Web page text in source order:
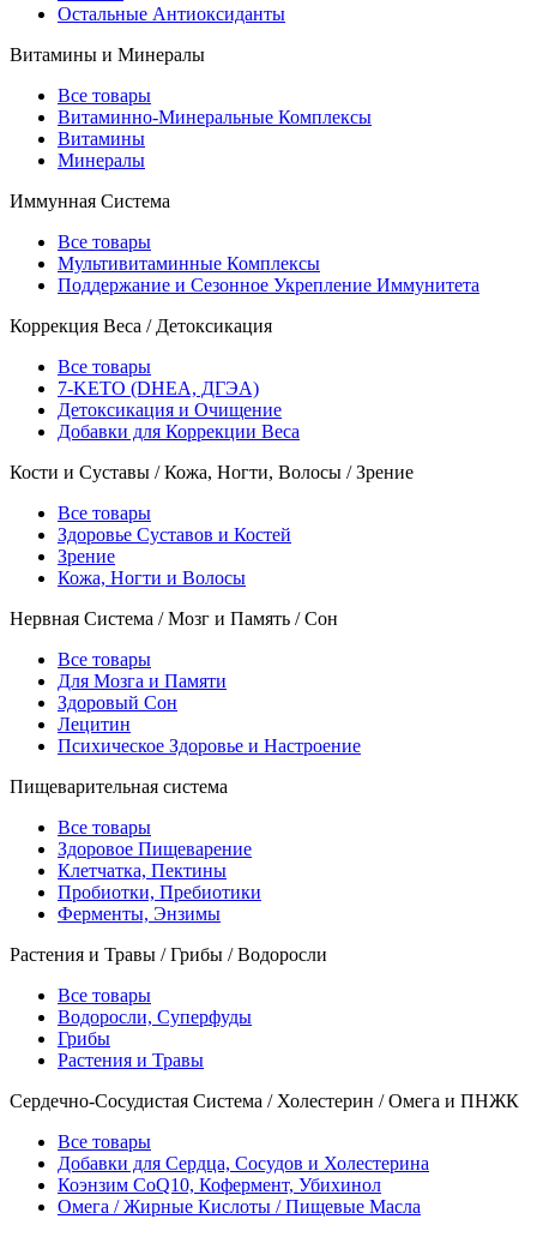
Остальные Антиоксиданты
Витамины и Минералы
Все товары
Витаминно-Минеральные Комплексы
Витамины
Минералы
Иммунная Система
Все товары
Мультивитаминные Комплексы
Поддержание и Сезонное Укрепление Иммунитета
Коррекция Веса / Детоксикация
Все товары
7-KETO (DHEA, ДГЭА)
Детоксикация и Очищение
Добавки для Коррекции Веса
Кости и Суставы / Кожа, Ногти, Волосы / Зрение
Все товары
Здоровье Суставов и Костей
Зрение
Кожа, Ногти и Волосы
Нервная Система / Мозг и Память / Сон
Все товары
Для Мозга и Памяти
Здоровый Сон
Лецитин
Психическое Здоровье и Настроение
Пищеварительная система
Все товары
Здоровое Пищеварение
Клетчатка, Пектины
Пробиотки, Пребиотики
Ферменты, Энзимы
Растения и Травы / Грибы / Водоросли
Все товары
Водоросли, Суперфуды
Грибы
Растения и Травы
Сердечно-Сосудистая Система / Холестерин / Омега и ПНЖК
Все товары
Добавки для Сердца, Сосудов и Холестерина
Коэнзим CoQ10, Кофермент, Убихинол
Омега / Жирные Кислоты / Пищевые Масла